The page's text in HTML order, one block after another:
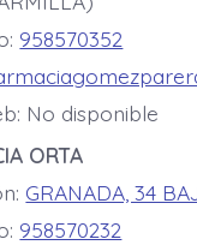
958570352
No disponible
ORTA
GRANADA, 34
958570232